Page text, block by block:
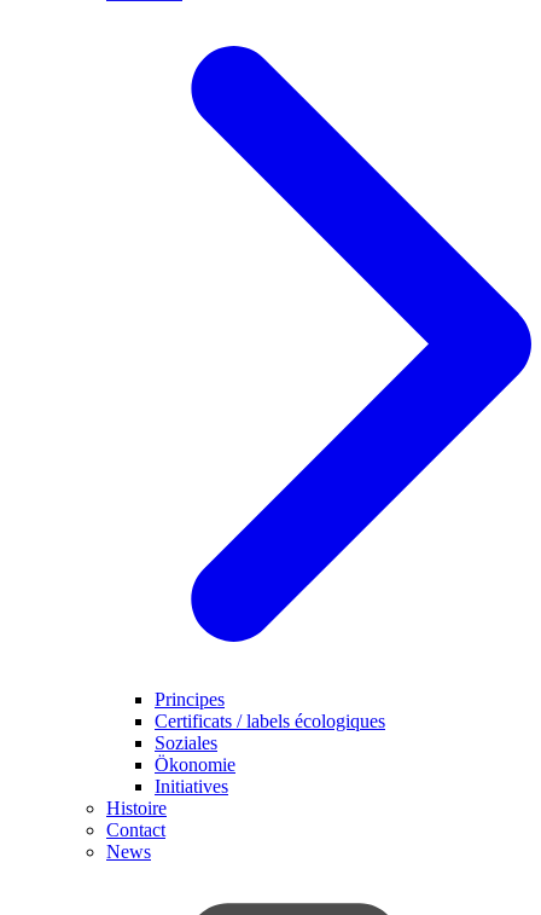
Principes
Certificats / labels écologiques
Soziales
Ökonomie
Initiatives
Histoire
Contact
News